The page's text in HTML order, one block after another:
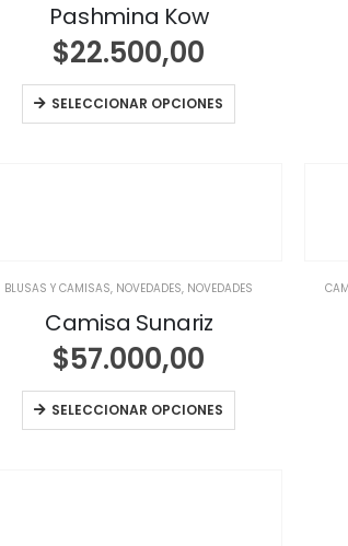
Pashmina Kow
$22.500,00
SELECCIONAR OPCIONES
BLUSAS Y CAMISAS, NOVEDADES, NOVEDADES
Camisa Sunariz
$57.000,00
SELECCIONAR OPCIONES